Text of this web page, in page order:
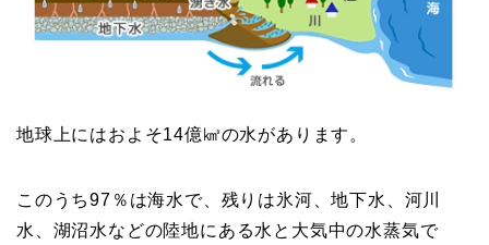
地球上にはおよそ14億㎦の水があります。
このうち97％は海水で、残りは氷河、地下水、河川
水、湖沼水などの陸地にある水と大気中の水蒸気で